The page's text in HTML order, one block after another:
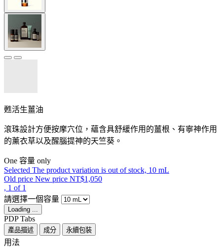
甦活生薑油
滾珠設計方便按摩穴位，蘊含具舒緩作用的薑根、有寧神作用
的薰衣草以及醒腦提神的天竺葵。
One 容量 only
Selected The product variation is out of stock, 10 mL
Old price New price NT$1,050
, 1 of 1
請選擇一個容量
Loading ...
PDP Tabs
產品描述 成分 永續包裝
用法 ​ ​